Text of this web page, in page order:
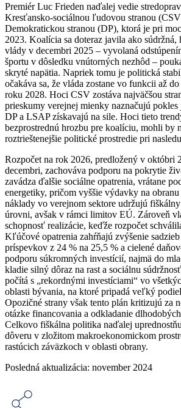
Premiér Luc Frieden naďalej vedie
Kresťansko-sociálnou ľudovou stranou
Demokratickou stranou (DP), ktorá je pri
2023. Koalícia sa doteraz javila ako súdržná,
vlády v decembri 2025 – vyvolaná
športu v dôsledku vnútorných nezhôd –
skryté napätia. Napriek tomu je politická
očakáva sa, že vláda zostane vo funkcii až
roku 2028. Hoci CSV zostáva najväčšou
prieskumy verejnej mienky naznačujú
DP a LSAP získavajú na sile. Hoci tieto
bezprostrednú hrozbu pre koalíciu, mohli by
roztrieštenejšie politické prostredie pri
Rozpočet na rok 2026, predložený v októbri
decembri, zachováva podporu na pokrytie
zavádza ďalšie sociálne opatrenia, vrátane
energetiky, pričom vyššie výdavky na obranu
náklady vo verejnom sektore udržujú
úrovni, avšak v rámci limitov EÚ. Zároveň
schopnosť realizácie, keďže rozpočet
Kľúčové opatrenia zahŕňajú zvýšenie
príspevkov z 24 % na 25,5 % a cielené
podporu súkromných investícií, najmä do
kladie silný dôraz na rast a sociálnu
počítá s „rekordnými investíciami“ vo
oblasti bývania, na ktoré pripadá veľký
Opozičné strany však tento plán kritizujú za
otázke financovania a odkladanie
Celkovo fiškálna politika naďalej
dôveru v zložitom makroekonomickom
rastúcich záväzkoch v oblasti obrany.
Posledná aktualizácia: november 2024